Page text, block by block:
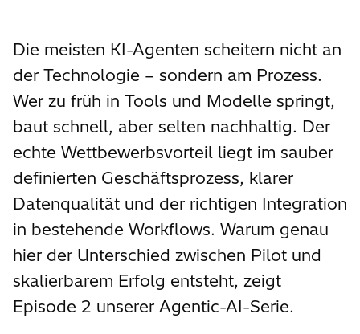
Die meisten KI-Agenten scheitern nicht an
der Technologie – sondern am Prozess.
Wer zu früh in Tools und Modelle springt,
baut schnell, aber selten nachhaltig. Der
echte Wettbewerbsvorteil liegt im sauber
definierten Geschäftsprozess, klarer
Datenqualität und der richtigen Integration
in bestehende Workflows. Warum genau
hier der Unterschied zwischen Pilot und
skalierbarem Erfolg entsteht, zeigt
Episode 2 unserer Agentic-AI-Serie.